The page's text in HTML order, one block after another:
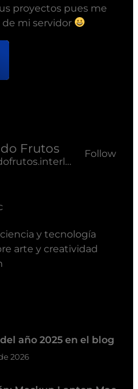
proyectos pues me
de mi servidor
Frutos
@recogiendofrutos.interlan.ec@recogiendofrutos.interlan.ec
Follow
y tecnología
arte y creatividad
año 2025 en el blog
2026